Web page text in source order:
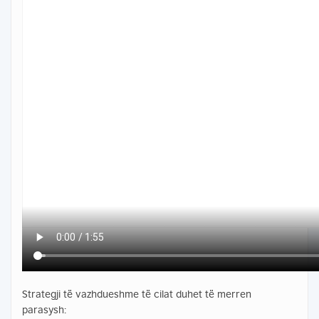
Strategji të vazhdueshme të cilat duhet të merren
parasysh: